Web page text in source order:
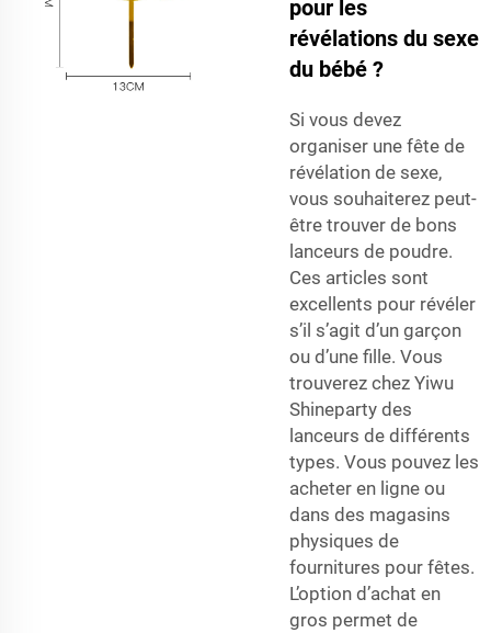
pour les
révélations du sexe
du bébé ?
Si vous devez
organiser une fête de
révélation de sexe,
vous souhaiterez peut-
être trouver de bons
lanceurs de poudre.
Ces articles sont
excellents pour révéler
s’il s’agit d’un garçon
ou d’une fille. Vous
trouverez chez Yiwu
Shineparty des
lanceurs de différents
types. Vous pouvez les
acheter en ligne ou
dans des magasins
physiques de
fournitures pour fêtes.
L’option d’achat en
gros permet de